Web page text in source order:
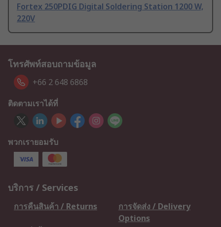
Fortex 250PDIG Digital Soldering Station 1200 W,
220V
โทรศัพท์สอบถามข้อมูล
+66 2 648 6868
ติดตามเราได้ที่
พวกเรายอมรับ
บริการ / Services
การคืนสินค้า / Returns
การจัดส่ง / Delivery
Options